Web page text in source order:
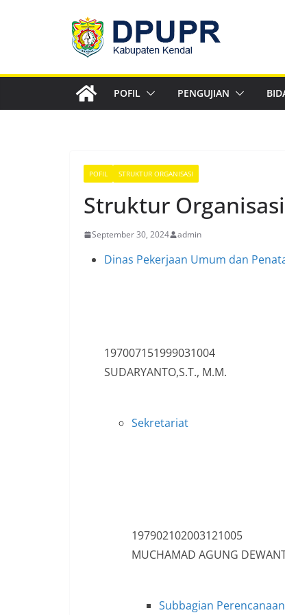
POFIL PENGUJIAN
POFIL STRUKTUR ORGANISASI
Struktur Organisasi
September 30, 2024 admin
Dinas Pekerjaan Umum dan
197007151999031004
SUDARYANTO,S.T., M.M.
Sekretariat
197902102003121005
MUCHAMAD AGUNG
Subbagian